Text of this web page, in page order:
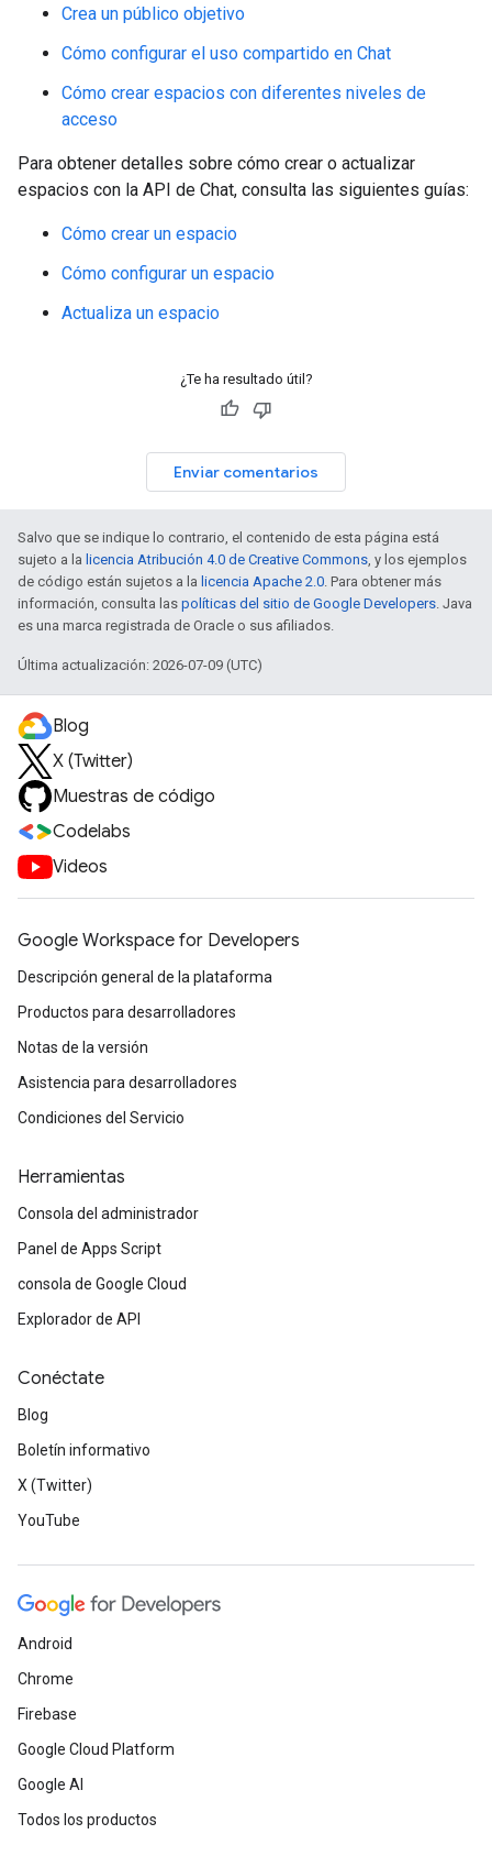
Crea un público objetivo
Cómo configurar el uso compartido en Chat
Cómo crear espacios con diferentes niveles de
acceso
Para obtener detalles sobre cómo crear o actualizar
espacios con la API de Chat, consulta las siguientes guías:
Cómo crear un espacio
Cómo configurar un espacio
Actualiza un espacio
¿Te ha resultado útil?
Enviar comentarios
Salvo que se indique lo contrario, el contenido de esta página está
sujeto a la licencia Atribución 4.0 de Creative Commons, y los ejemplos
de código están sujetos a la licencia Apache 2.0. Para obtener más
información, consulta las políticas del sitio de Google Developers. Java
es una marca registrada de Oracle o sus afiliados.
Última actualización: 2026-07-09 (UTC)
Blog
X (Twitter)
Muestras de código
Codelabs
Videos
Google Workspace for Developers
Descripción general de la plataforma
Productos para desarrolladores
Notas de la versión
Asistencia para desarrolladores
Condiciones del Servicio
Herramientas
Consola del administrador
Panel de Apps Script
consola de Google Cloud
Explorador de API
Conéctate
Blog
Boletín informativo
X (Twitter)
YouTube
Android
Chrome
Firebase
Google Cloud Platform
Google AI
Todos los productos